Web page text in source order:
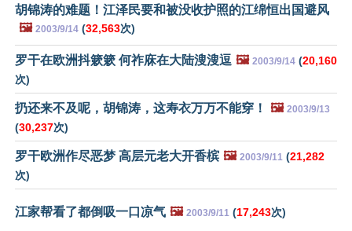
胡锦涛的难题！江泽民要和被没收护照的江绵恒出国避风
🖼️ 2003/9/14 (32,563次)
罗干在欧洲抖簌簌 何祚庥在大陆溲溲逗 🖼️ 2003/9/14 (20,160
次)
扔还来不及呢，胡锦涛，这寿衣万万不能穿！ 🖼️ 2003/9/13
(30,237次)
罗干欧洲作尽恶梦 高层元老大开香槟 🖼️ 2003/9/11 (21,282
次)
江家帮看了都倒吸一口凉气 🖼️ 2003/9/11 (17,243次)